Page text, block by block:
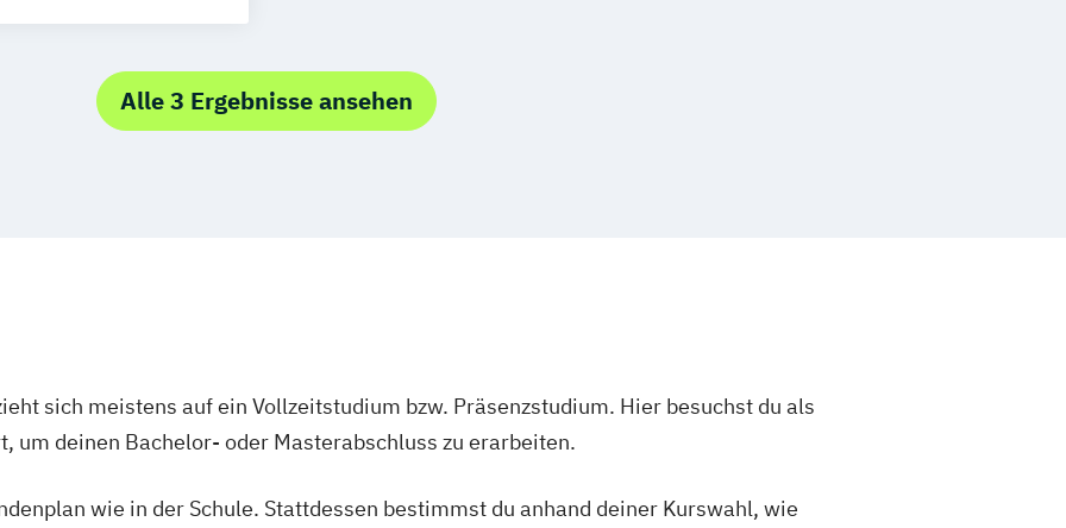
Alle 3 Ergebnisse ansehen
sich meistens auf ein Vollzeitstudium bzw. Präsenzstudium. Hier besuchst du als
um deinen Bachelor- oder Masterabschluss zu erarbeiten.
wie in der Schule. Stattdessen bestimmst du anhand deiner Kurswahl, wie